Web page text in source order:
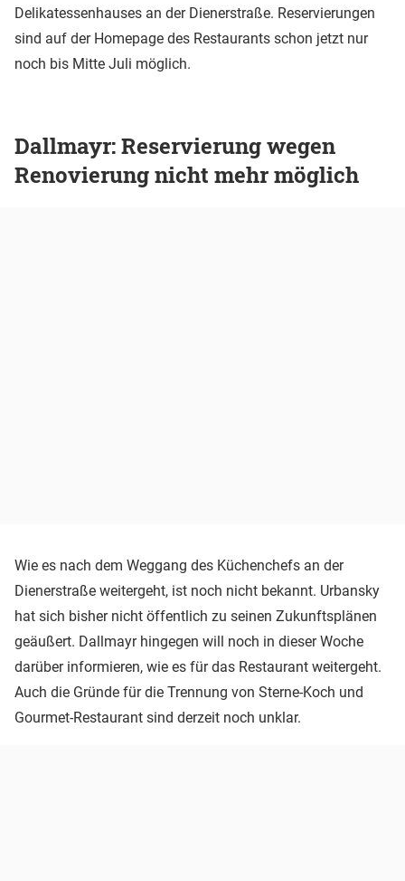
Delikatessenhauses an der Dienerstraße. Reservierungen
sind auf der Homepage des Restaurants schon jetzt nur
noch bis Mitte Juli möglich.
Dallmayr: Reservierung wegen
Renovierung nicht mehr möglich
Wie es nach dem Weggang des Küchenchefs an der
Dienerstraße weitergeht, ist noch nicht bekannt. Urbansky
hat sich bisher nicht öffentlich zu seinen Zukunftsplänen
geäußert. Dallmayr hingegen will noch in dieser Woche
darüber informieren, wie es für das Restaurant weitergeht.
Auch die Gründe für die Trennung von Sterne-Koch und
Gourmet-Restaurant sind derzeit noch unklar.